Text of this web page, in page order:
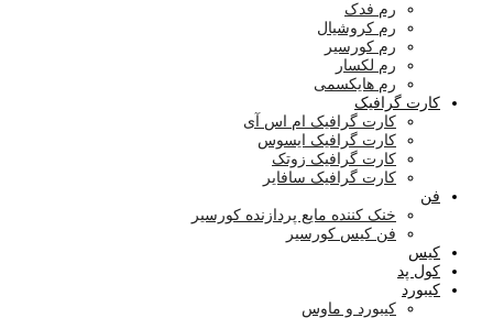
رم فدک
رم کروشیال
رم کورسیر
رم لکسار
رم هایکسمی
کارت گرافیک
کارت گرافیک ام اس آی
کارت گرافیک ایسوس
کارت گرافیک زوتک
کارت گرافیک سافایر
فن
خنک کننده مایع پردازنده کورسیر
فن کیس کورسیر
کیس
کول پد
کیبورد
کیبورد و ماوس